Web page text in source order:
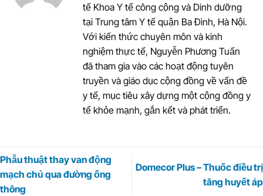
tế Khoa Y tế công cộng và Dinh dưỡng
tại Trung tâm Y tế quận Ba Đình, Hà Nội.
Với kiến thức chuyên môn và kinh
nghiệm thực tế, Nguyễn Phương Tuấn
đã tham gia vào các hoạt động tuyên
truyền và giáo dục cộng đồng về vấn đề
y tế, mục tiêu xây dựng một cộng đồng y
tế khỏe mạnh, gắn kết và phát triển.
Phẫu thuật thay van động
mạch chủ qua đường ống
thông
Domecor Plus – Thuốc điều trị
tăng huyết áp